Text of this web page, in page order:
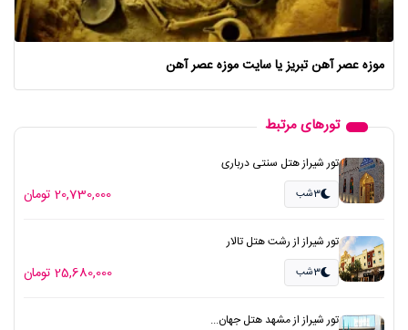
موزه عصر آهن تبریز یا سایت موزه عصر آهن
تورهای مرتبط
تور شیراز هتل سنتی درباری
3شب 20,730,000 تومان
تور شیراز از رشت هتل تالار
3شب 25,680,000 تومان
تور شیراز از مشهد هتل جهان...